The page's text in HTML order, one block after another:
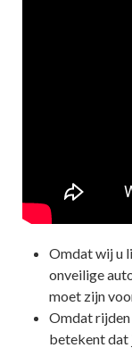
Omdat wij u
onveilige
moet zijn
Omdat
betekent dat